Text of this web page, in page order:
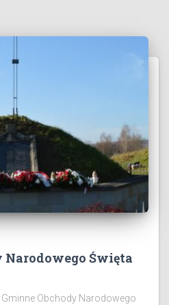
Narodowego Święta
Obchody Narodowego